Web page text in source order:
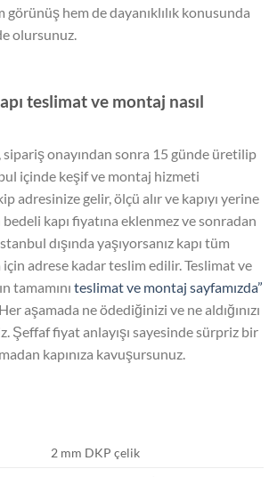
görünüş hem de dayanıklılık konusunda
olursunuz.
teslimat ve montaj nasıl
sipariş onayından sonra 15 günde üretilip
içinde keşif ve montaj hizmeti
adresinize gelir, ölçü alır ve kapıyı yerine
kapı fiyatına eklenmez ve sonradan
dışında yaşıyorsanız kapı tüm
adrese kadar teslim edilir. Teslimat ve
tamamını teslimat ve montaj sayfamızda”
. Her aşamada ne ödediğinizi ve ne aldığınızı
Şeffaf fiyat anlayışı sayesinde sürpriz bir
kapınıza kavuşursunuz.
2 mm DKP çelik